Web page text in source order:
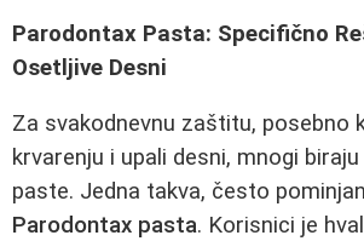
Parodontax Pasta: Specifično
Osetljive Desni
Za svakodnevnu zaštitu, posebno
krvarenju i upali desni, mnogi
paste. Jedna takva, često
Parodontax pasta. Korisnici je